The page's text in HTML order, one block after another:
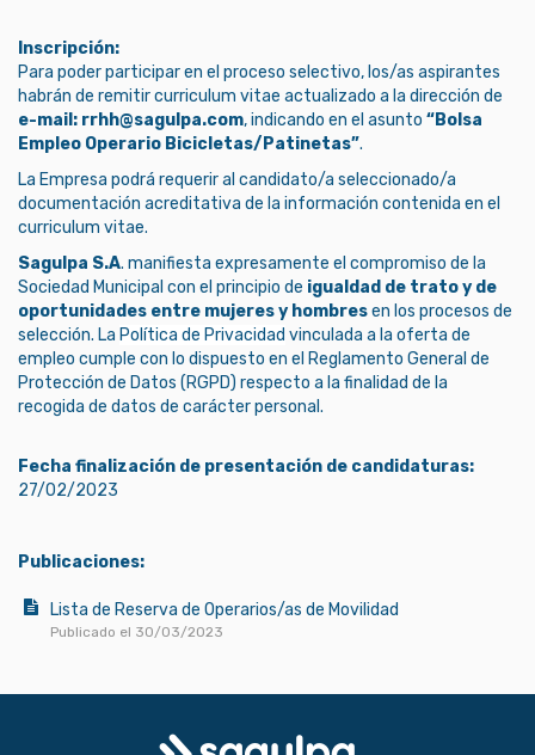
Inscripción:
Para poder participar en el proceso selectivo, los/as aspirantes
habrán de remitir curriculum vitae actualizado a la dirección de
e-mail: rrhh@sagulpa.com, indicando en el asunto “Bolsa
Empleo Operario Bicicletas/Patinetas”.
La Empresa podrá requerir al candidato/a seleccionado/a
documentación acreditativa de la información contenida en el
curriculum vitae.
Sagulpa S.A. manifiesta expresamente el compromiso de la
Sociedad Municipal con el principio de igualdad de trato y de
oportunidades entre mujeres y hombresen los procesos de
selección. La Política de Privacidad vinculada a la oferta de
empleo cumple con lo dispuesto en el Reglamento General de
Protección de Datos (RGPD) respecto a la finalidad de la
recogida de datos de carácter personal.
Fecha finalización de presentación de candidaturas:
27/02/2023
Publicaciones:
Lista de Reserva de Operarios/as de Movilidad
Publicado el 30/03/2023